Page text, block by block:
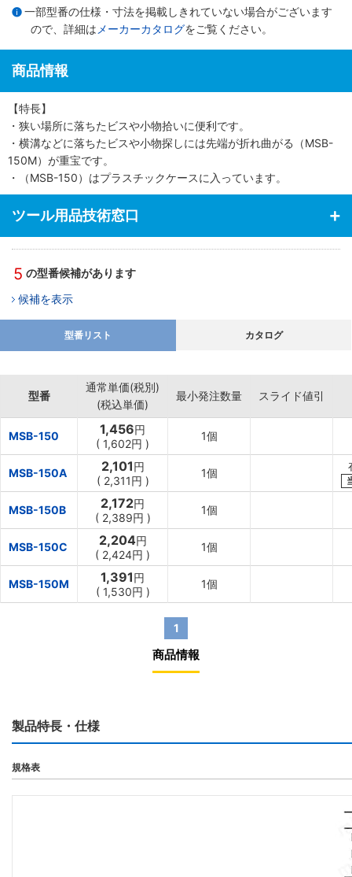
一部型番の仕様・寸法を掲載しきれていない場合がございます
ので、詳細は メーカーカタログをご覧ください。
商品情報
【特長】
・狭い場所に落ちたビスや小物拾いに便利です。
・横溝などに落ちたビスや小物探しには先端が折れ曲がる（MSB-
150M）が重宝です。
・（MSB-150）はプラスチックケースに入っています。
ツール用品技術窓口
5 の型番候補があります
候補を表示
型番リスト カタログ
型番
通常単価(税別)
(税込単価)
最小発注数量 スライド値引
MSB-150 1,456円
( 1,602円 )
1個
MSB-150A 2,101円
( 2,311円 )
1個
MSB-150B 2,172円
( 2,389円 )
1個
MSB-150C 2,204円
( 2,424円 )
1個
MSB-150M 1,391円
( 1,530円 )
1個
1
商品情報
製品特長・仕様
規格表